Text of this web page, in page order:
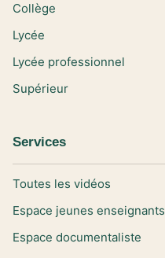
Collège
Lycée
Lycée professionnel
Supérieur
Services
Toutes les vidéos
Espace jeunes enseignants
Espace documentaliste